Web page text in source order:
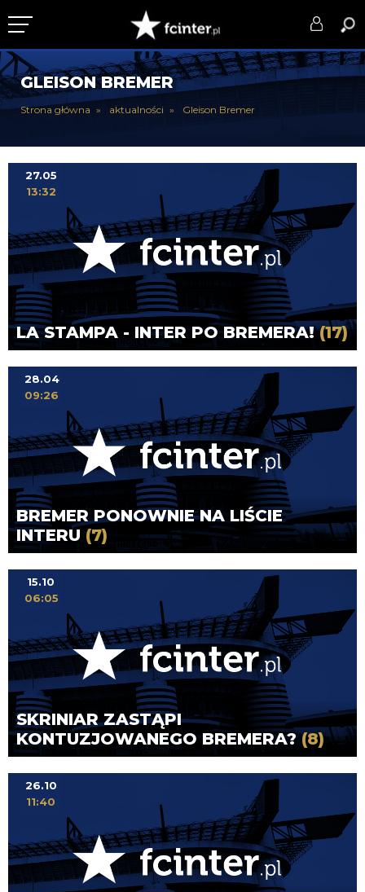
KLUB
DRUŻYNA
PUCHARY
DLA TIFOSICH
SERWIS
GLEISON BREMER
Strona główna aktualności Gleison Bremer
LA STAMPA - INTER PO BREMERA!(17)
27.05
13:32
BREMER PONOWNIE NA LIŚCIE
INTERU(7)
28.04
09:26
SKRINIAR ZASTĄPI
KONTUZJOWANEGO BREMERA?(8)
15.10
06:05
26.10
11:40